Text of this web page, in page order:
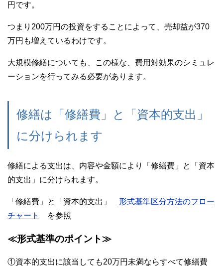
円です。
つまり200万円の投資をすることによって、売却益が370
万円も増えているわけです。
大規模修繕についても、この様な、費用対効果のシミュレ
ーションを行ってみる必要があります。
修繕は「修繕費」と「資本的支出」
に分けられます
修繕による支出は、内容や金額により「修繕費」と「資本
的支出」に分けられます。
「修繕費」と「資本的支出」 形式基準区分方法のフロー
チャート
を参照
≪形式基準のポイント≫
①資本的支出に該当しても20万円未満ならすべて修繕費